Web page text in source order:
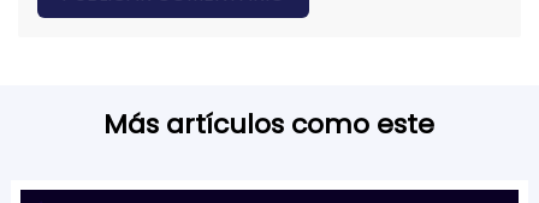
Más artículos como este